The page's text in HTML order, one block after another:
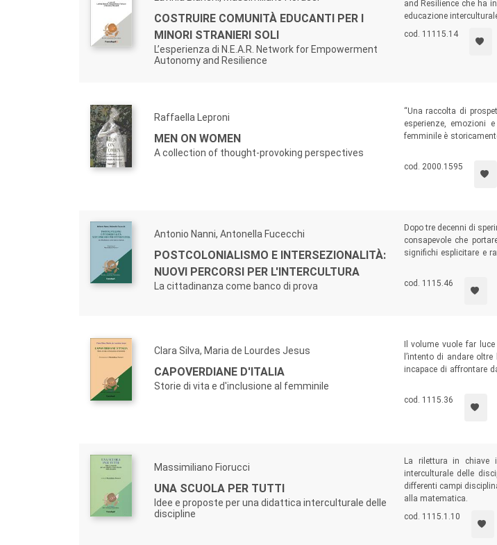
COSTRUIRE COMUNITÀ EDUCANTI PER I
MINORI STRANIERI SOLI
L’esperienza di N.E.A.R. Network for Empowerment
Autonomy and Resilience
and Resilience che ha
educazione
cod. 11115.14
Raffaella Leproni
MEN ON WOMEN
A collection of thought-provoking perspectives
“Una raccolta di
esperienze, emozioni
femminile è
vista maschili apre
sfaccettature del loro
ruolo cruciale da
cod. 2000.1595
Antonio Nanni, Antonella Fucecchi
POSTCOLONIALISMO E INTERSEZIONALITÀ:
NUOVI PERCORSI PER L'INTERCULTURA
La cittadinanza come banco di prova
Dopo tre decenni di
consapevole che
significhi esplicitare e
voglia essere
restare indifferente
impellente è quella che
cod. 1115.46
Clara Silva, Maria de Lourdes Jesus
CAPOVERDIANE D'ITALIA
Storie di vita e d'inclusione al femminile
Il volume vuole far
l’intento di andare
incapace di affrontare
cod. 1115.36
Massimiliano Fiorucci
UNA SCUOLA PER TUTTI
Idee e proposte per una didattica interculturale delle
discipline
La rilettura in chiave
interculturale delle
differenti campi
alla matematica.
cod. 1115.1.10